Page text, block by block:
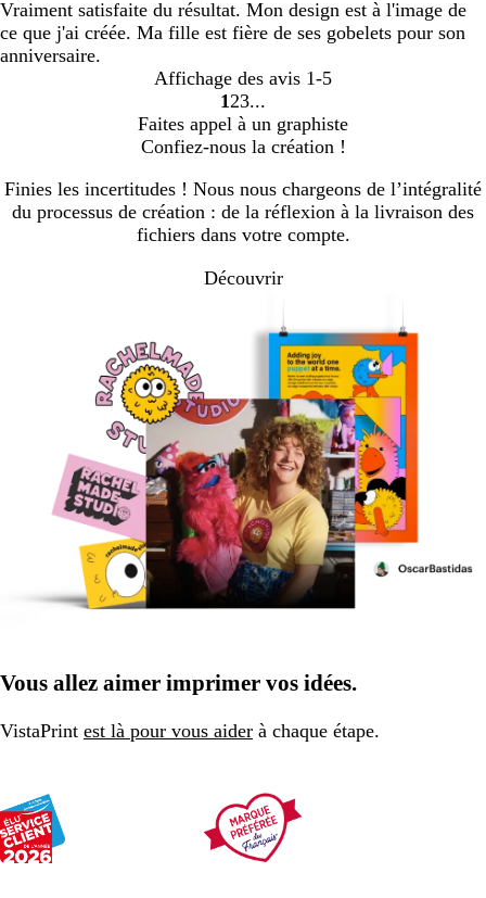
Vraiment satisfaite du résultat. Mon design est à l'image de
ce que j'ai créée. Ma fille est fière de ses gobelets pour son
anniversaire.
Affichage des avis 1-5
Accéder
à
la
1 Accéder
à
la
2 Accéder
à
la
3
Faites appel à un graphiste
Confiez-nous la création !
Finies les incertitudes ! Nous nous chargeons de l’intégralité
du processus de création : de la réflexion à la livraison des
fichiers dans votre compte.
Découvrir
Vous allez aimer imprimer vos idées.
VistaPrint est là pour vous aider à chaque étape.